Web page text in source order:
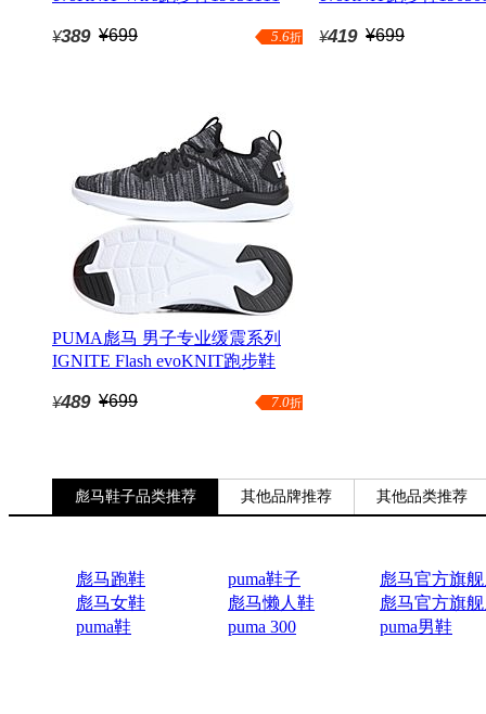
¥389 ¥699 5.6折 ¥419 ¥699
PUMA彪马 男子专业缓震系列
IGNITE Flash evoKNIT跑步鞋
¥489 ¥699 7.0折
彪马鞋子品类推荐 其他品牌推荐 其他品类推荐
彪马跑鞋 puma鞋子
彪马官方旗
彪马女鞋
彪马懒人鞋
彪马官方旗
puma鞋
puma 300 puma男鞋